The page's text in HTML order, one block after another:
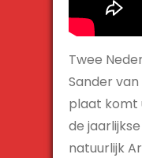
Twee
Sander
plaat komt
de
natuurlijk